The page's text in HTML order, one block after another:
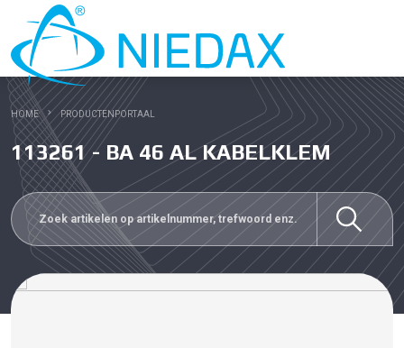
HOME PRODUCTENPORTAAL
113261 - BA 46 AL KABELKLEM